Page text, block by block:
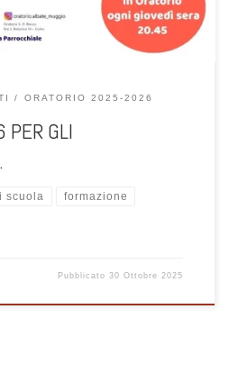
ORATORIO 2025-2026
PER GLI
scuola formazione
Pubblicato30 Ottobre 2025